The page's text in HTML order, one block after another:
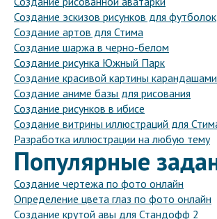
Создание эскизов рисунков для футболок
Создание артов для Стима
Создание шаржа в черно-белом
Создание рисунка Южный Парк
Создание красивой картины карандашами
Создание аниме базы для рисования
Создание рисунков в ибисе
Создание витрины иллюстраций для
Разработка иллюстрации на любую тему
Популярные
Создание чертежа по фото онлайн
Определение цвета глаз по фото онлайн
Создание крутой авы для Стандофф 2